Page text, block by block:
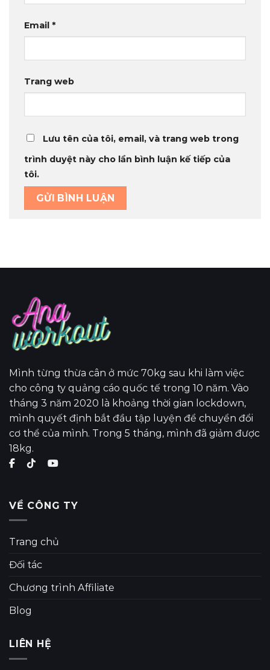
Email *
Trang web
Lưu tên của tôi, email, và trang web trong
trình duyệt này cho lần bình luận kế tiếp của
tôi.
Mình từng thừa cân ở mức 70kg sau khi làm việc
cho công ty quảng cáo quốc tế trong 10 năm. Vào
tháng 3 năm 2020 là khoảng thời gian lockdown,
mình quyết định bắt đầu tập luyện để chuyển đổi
cơ thể của mình. Trong 5 tháng, mình đã giảm được
18kg.
VỀ CÔNG TY
Trang chủ
Đối tác
Chương trình Affiliate
Blog
LIÊN HỆ